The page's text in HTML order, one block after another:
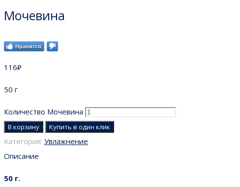
Мочевина
Нравится
116₽
50 г
Количество Мочевина
В корзину Купить в один клик
Категория: Увлажнение
Описание
50 г.